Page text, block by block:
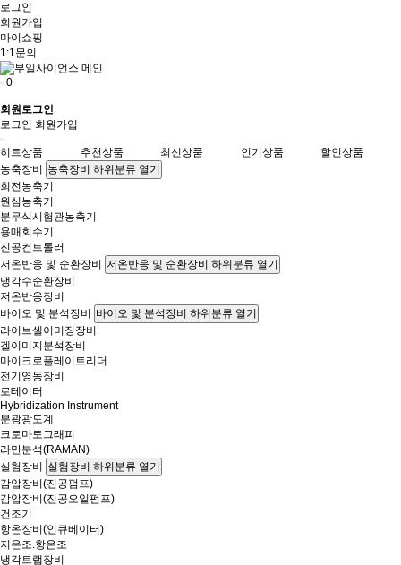
로그인
회원가입
마이쇼핑
1:1문의
0
회원로그인
로그인 회원가입
히트상품 추천상품 최신상품 인기상품
할인상품
농축장비 농축장비 하위분류 열기
회전농축기
원심농축기
분무식시험관농축기
용매회수기
진공컨트롤러
저온반응 및 순환장비 저온반응 및 순환장비 하위분류 열기
냉각수순환장비
저온반응장비
바이오 및 분석장비 바이오 및 분석장비 하위분류 열기
라이브셀이미징장비
겔이미지분석장비
마이크로플레이트리더
전기영동장비
로테이터
Hybridization Instrument
분광광도계
크로마토그래피
라만분석(RAMAN)
실험장비 실험장비 하위분류 열기
감압장비(진공펌프)
감압장비(진공오일펌프)
건조기
항온장비(인큐베이터)
저온조.항온조
냉각트랩장비